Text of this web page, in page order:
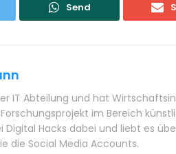
Send
IT Abteilung und hat
im Bereich
Digital Hacks dabei und liebt es
die Social Media Accounts.